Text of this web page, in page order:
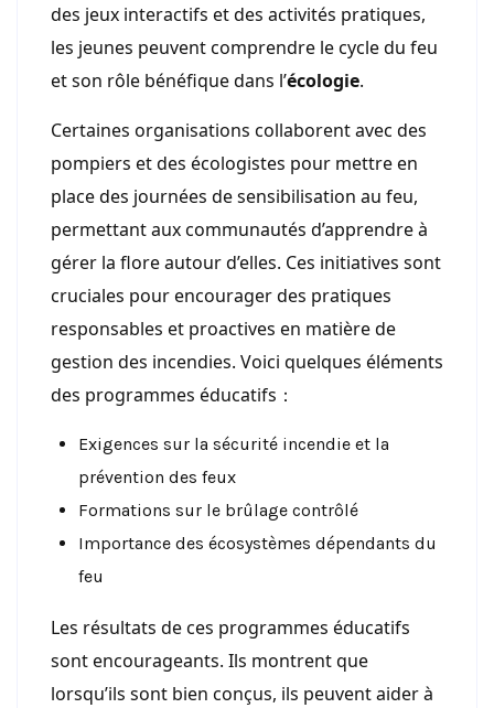
des jeux interactifs et des activités pratiques,
les jeunes peuvent comprendre le cycle du feu
et son rôle bénéfique dans l’écologie.
Certaines organisations collaborent avec des
pompiers et des écologistes pour mettre en
place des journées de sensibilisation au feu,
permettant aux communautés d’apprendre à
gérer la flore autour d’elles. Ces initiatives sont
cruciales pour encourager des pratiques
responsables et proactives en matière de
gestion des incendies. Voici quelques éléments
des programmes éducatifs：
Exigences sur la sécurité incendie et la
prévention des feux
Formations sur le brûlage contrôlé
Importance des écosystèmes dépendants du
feu
Les résultats de ces programmes éducatifs
sont encourageants. Ils montrent que
lorsqu’ils sont bien conçus, ils peuvent aider à